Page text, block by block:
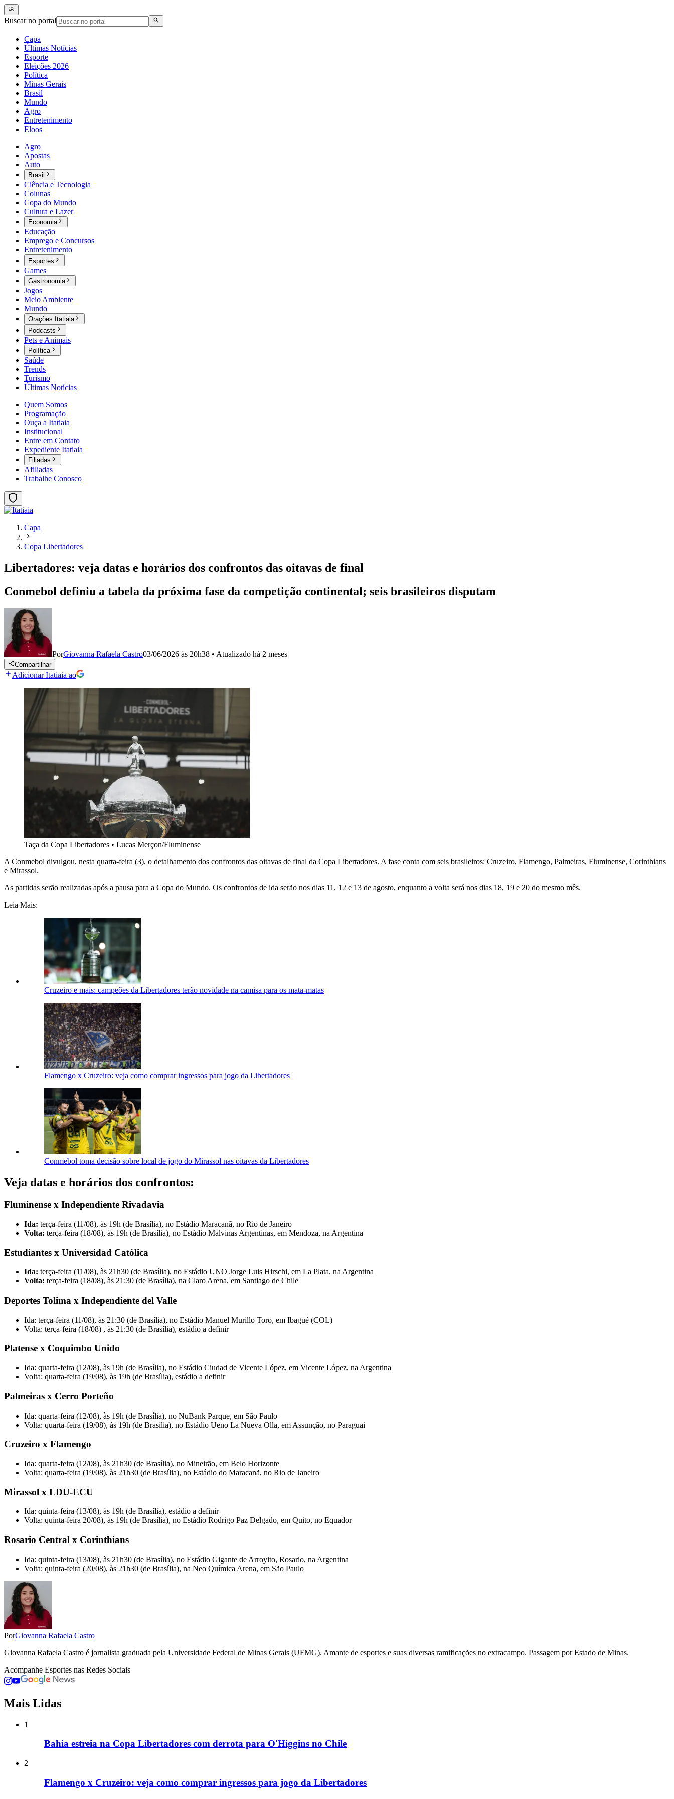
Buscar no portal
Capa
Últimas Notícias
Esporte
Eleições 2026
Política
Minas Gerais
Brasil
Mundo
Agro
Entretenimento
Eloos
Agro
Apostas
Auto
Brasil
Ciência e Tecnologia
Colunas
Copa do Mundo
Cultura e Lazer
Economia
Educação
Emprego e Concursos
Entretenimento
Esportes
Games
Gastronomia
Jogos
Meio Ambiente
Mundo
Orações Itatiaia
Podcasts
Pets e Animais
Política
Saúde
Trends
Turismo
Últimas Notícias
Quem Somos
Programação
Ouça a Itatiaia
Institucional
Entre em Contato
Expediente Itatiaia
Filiadas
Afiliadas
Trabalhe Conosco
Capa
Copa Libertadores
Libertadores: veja datas e horários dos confrontos das oitavas de final
Conmebol definiu a tabela da próxima fase da competição continental; seis brasileiros disputam
PorGiovanna Rafaela Castro03/06/2026 às 20h38 • Atualizado há 2 meses
Compartilhar
Adicionar Itatiaia ao
Taça da Copa Libertadores • Lucas Merçon/Fluminense
A Conmebol divulgou, nesta quarta-feira (3), o detalhamento dos confrontos das oitavas de final da Copa Libertadores. A fase conta com seis brasileiros: Cruzeiro, Flamengo, Palmeiras, Fluminense, Corinthians
e Mirassol.
As partidas serão realizadas após a pausa para a Copa do Mundo. Os confrontos de ida serão nos dias 11, 12 e 13 de agosto, enquanto a volta será nos dias 18, 19 e 20 do mesmo mês.
Leia Mais:
Cruzeiro e mais: campeões da Libertadores terão novidade na camisa para os mata-matas
Flamengo x Cruzeiro: veja como comprar ingressos para jogo da Libertadores
Conmebol toma decisão sobre local de jogo do Mirassol nas oitavas da Libertadores
Veja datas e horários dos confrontos:
Fluminense x Independiente Rivadavia
Ida: terça-feira (11/08), às 19h (de Brasília), no Estádio Maracanã, no Rio de Janeiro
Volta: terça-feira (18/08), às 19h (de Brasília), no Estádio Malvinas Argentinas, em Mendoza, na Argentina
Estudiantes x Universidad Católica
Ida: terça-feira (11/08), às 21h30 (de Brasília), no Estádio UNO Jorge Luis Hirschi, em La Plata, na Argentina
Volta: terça-feira (18/08), às 21:30 (de Brasília), na Claro Arena, em Santiago de Chile
Deportes Tolima x Independiente del Valle
Ida: terça-feira (11/08), às 21:30 (de Brasília), no Estádio Manuel Murillo Toro, em Ibagué (COL)
Volta: terça-feira (18/08) , às 21:30 (de Brasília), estádio a definir
Platense x Coquimbo Unido
Ida: quarta-feira (12/08), às 19h (de Brasília), no Estádio Ciudad de Vicente López, em Vicente López, na Argentina
Volta: quarta-feira (19/08), às 19h (de Brasília), estádio a definir
Palmeiras x Cerro Porteño
Ida: quarta-feira (12/08), às 19h (de Brasília), no NuBank Parque, em São Paulo
Volta: quarta-feira (19/08), às 19h (de Brasília), no Estádio Ueno La Nueva Olla, em Assunção, no Paraguai
Cruzeiro x Flamengo
Ida: quarta-feira (12/08), às 21h30 (de Brasília), no Mineirão, em Belo Horizonte
Volta: quarta-feira (19/08), às 21h30 (de Brasília), no Estádio do Maracanã, no Rio de Janeiro
Mirassol x LDU-ECU
Ida: quinta-feira (13/08), às 19h (de Brasília), estádio a definir
Volta: quinta-feira 20/08), às 19h (de Brasília), no Estádio Rodrigo Paz Delgado, em Quito, no Equador
Rosario Central x Corinthians
Ida: quinta-feira (13/08), às 21h30 (de Brasília), no Estádio Gigante de Arroyito, Rosario, na Argentina
Volta: quinta-feira (20/08), às 21h30 (de Brasília), na Neo Química Arena, em São Paulo
PorGiovanna Rafaela Castro
Giovanna Rafaela Castro é jornalista graduada pela Universidade Federal de Minas Gerais (UFMG). Amante de esportes e suas diversas ramificações no extracampo. Passagem por Estado de Minas.
Acompanhe Esportes nas Redes Sociais
Mais Lidas
1
Bahia estreia na Copa Libertadores com derrota para O'Higgins no Chile
2
Flamengo x Cruzeiro: veja como comprar ingressos para jogo da Libertadores